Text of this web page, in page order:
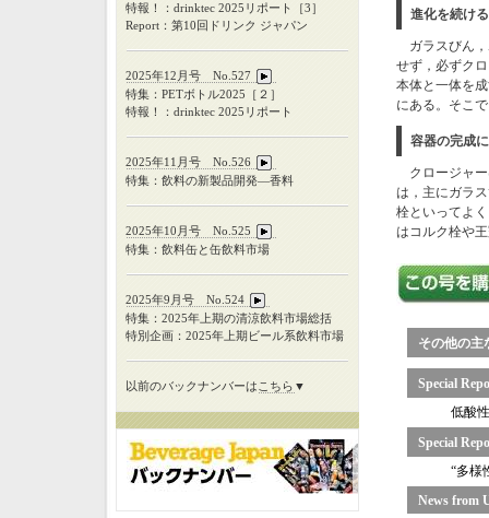
進化を続け
ガラスびん，
せず，必ずク
本体と一体を
にある。そこ
容器の完成
クロージャー
は，主にガラ
栓といってよ
はコルク栓や
その他の主
Special
低酸
Special
“多様
News from
特報！：drinktec 2025リポート［3］
Report：第10回ドリンク ジャパン
2025年12月号 No.527
特集：PETボトル2025
［２］
特報！：drinktec 2025 リポート
2025年11月号 No.526
特集：飲料の新製品開発―香料
2025年10月号 No.525
特集：飲料缶と缶飲料市場
2025年9月号 No.524
特集：2025年上期の清涼飲料市場総括
特別企画：2025年上期ビール系飲料市場
以前のバックナンバーは こちら ▼